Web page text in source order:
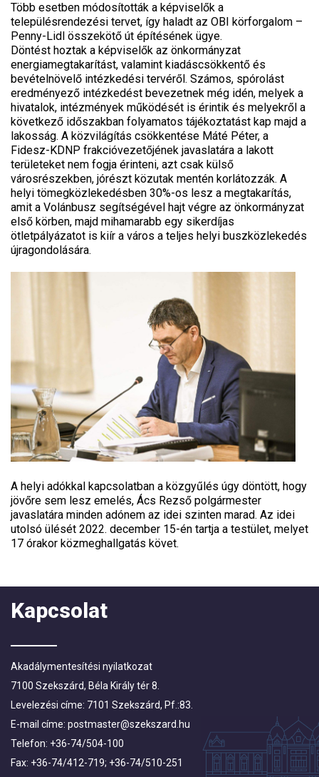
Több esetben módosították a képviselők a
településrendezési tervet, így haladt az OBI körforgalom –
Penny-Lidl összekötő út építésének ügye.
Döntést hoztak a képviselők az önkormányzat
energiamegtakarítást, valamint kiadáscsökkentő és
bevételnövelő intézkedési tervéről. Számos, spórolást
eredményező intézkedést bevezetnek még idén, melyek a
hivatalok, intézmények működését is érintik és melyekről a
következő időszakban folyamatos tájékoztatást kap majd a
lakosság. A közvilágítás csökkentése Máté Péter, a
Fidesz-KDNP frakcióvezetőjének javaslatára a lakott
területeket nem fogja érinteni, azt csak külső
városrészekben, jórészt közutak mentén korlátozzák. A
helyi tömegközlekedésben 30%-os lesz a megtakarítás,
amit a Volánbusz segítségével hajt végre az önkormányzat
első körben, majd mihamarabb egy sikerdíjas
ötletpályázatot is kiír a város a teljes helyi buszközlekedés
újragondolására.
A helyi adókkal kapcsolatban a közgyűlés úgy döntött, hogy
jövőre sem lesz emelés, Ács Rezső polgármester
javaslatára minden adónem az idei szinten marad. Az idei
utolsó ülését 2022. december 15-én tartja a testület, melyet
17 órakor közmeghallgatás követ.
Kapcsolat
Akadálymentesítési nyilatkozat
7100 Szekszárd, Béla Király tér 8.
Levelezési címe: 7101 Szekszárd, Pf.:83.
E-mail címe: postmaster@szekszard.hu
Telefon: +36-74/504-100
Fax: +36-74/412-719; +36-74/510-251